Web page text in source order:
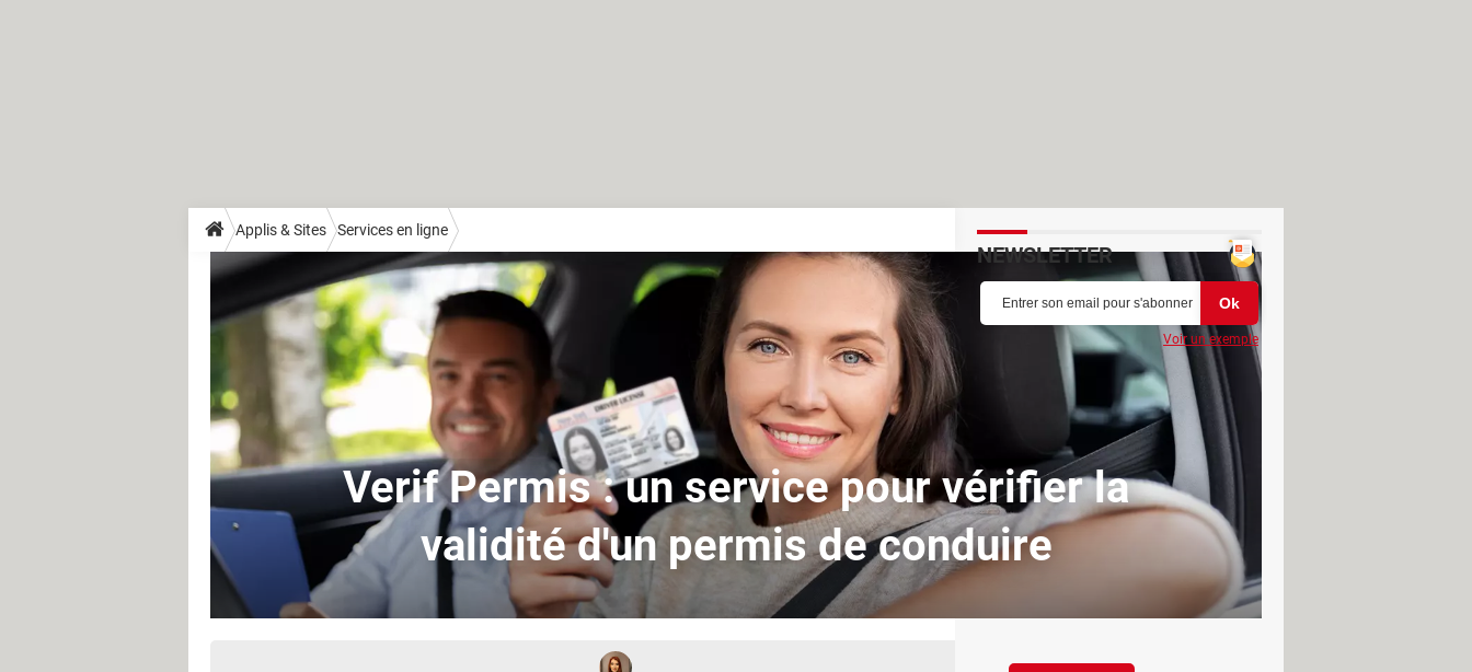
Applis & Sites Services en ligne
Verif Permis : un service pour vérifier la
validité d'un permis de conduire
NEWSLETTER
Voir un exemple